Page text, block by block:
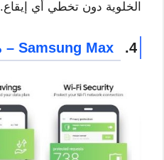
الخلوية دون تخطي أي إيقاع.
4. Samsung Max – مدير البيانات